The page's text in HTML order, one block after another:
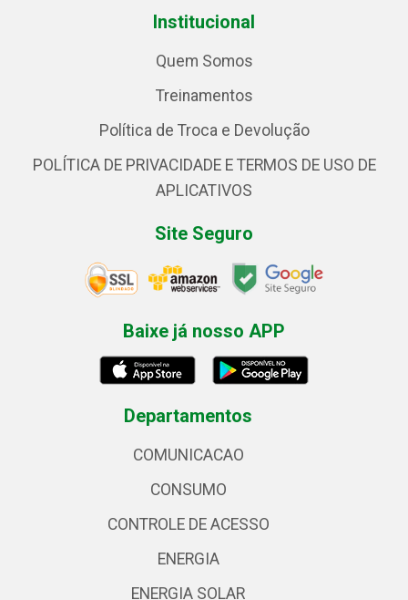
Institucional
Quem Somos
Treinamentos
Política de Troca e Devolução
POLÍTICA DE PRIVACIDADE E TERMOS DE USO DE
APLICATIVOS
Site Seguro
Baixe já nosso APP
Departamentos
COMUNICACAO
CONSUMO
CONTROLE DE ACESSO
ENERGIA
ENERGIA SOLAR